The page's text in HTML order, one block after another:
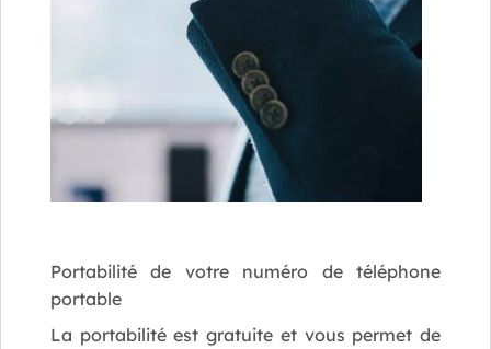
Portabilité de votre numéro de téléphone
portable
La portabilité est gratuite et vous permet de